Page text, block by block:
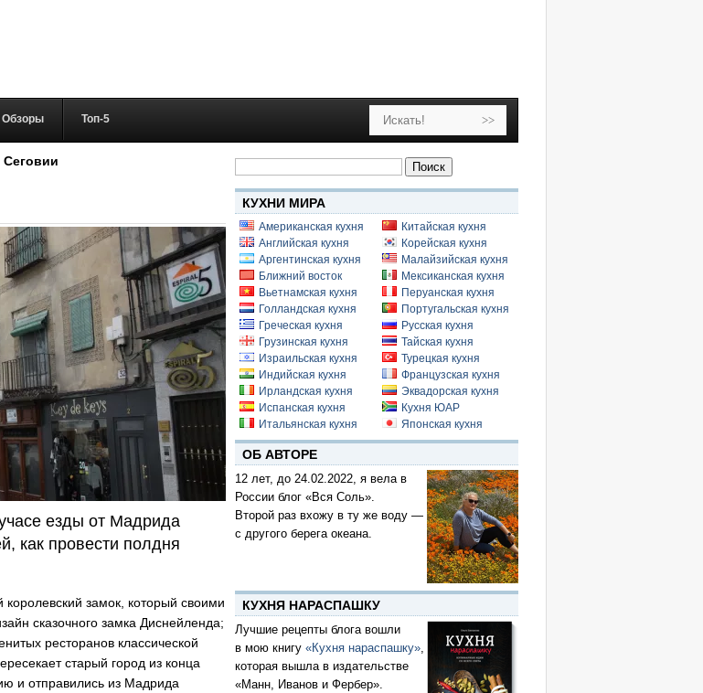
Обзоры Топ-5
Сеговии
езды от Мадрида
как провести полдня
замок, который своими
сказочного замка Диснейленда;
ресторанов классической
старый город из конца
и отправились из Мадрида
Найти:
КУХНИ МИРА
Американская кухня
Английская кухня
Аргентинская кухня
Ближний восток
Вьетнамская кухня
Голландская кухня
Греческая кухня
Грузинская кухня
Израильская кухня
Индийская кухня
Ирландская кухня
Испанская кухня
Итальянская кухня
Китайская кухня
Корейская кухня
Малайзийская кухня
Мексиканская кухня
Перуанская кухня
Португальская кухня
Русская кухня
Тайская кухня
Турецкая кухня
Французская кухня
Эквадорская кухня
Кухня ЮАР
Японская кухня
ОБ АВТОРЕ
12 лет, до 24.02.2022, я вела в
России блог «Вся Соль».
Второй раз вхожу в ту же воду —
с другого берега океана.
КУХНЯ НАРАСПАШКУ
Лучшие рецепты блога вошли
в мою книгу «Кухня нараспашку»,
которая вышла в издательстве
«Манн, Иванов и Фербер».